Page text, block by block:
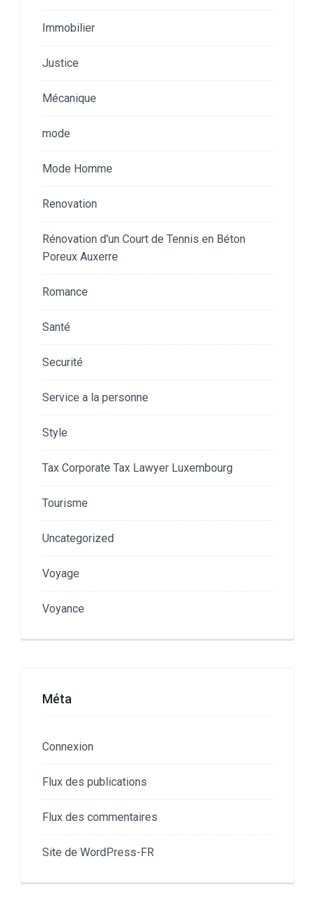
Immobilier
Justice
Mécanique
mode
Mode Homme
Renovation
Rénovation d'un Court de Tennis en Béton
Poreux Auxerre
Romance
Santé
Securité
Service a la personne
Style
Tax Corporate Tax Lawyer Luxembourg
Tourisme
Uncategorized
Voyage
Voyance
Méta
Connexion
Flux des publications
Flux des commentaires
Site de WordPress-FR